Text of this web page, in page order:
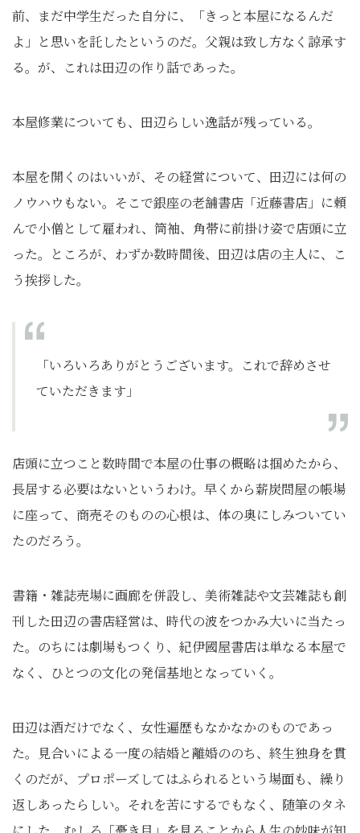
前、まだ中学生だった自分に、「きっと本屋になるんだ
よ」と思いを託したというのだ。父親は致し方なく諒承す
る。が、これは田辺の作り話であった。
本屋修業についても、田辺らしい逸話が残っている。
本屋を開くのはいいが、その経営について、田辺には何の
ノウハウもない。そこで銀座の老舗書店「近藤書店」に頼
んで小僧として雇われ、筒袖、角帯に前掛け姿で店頭に立
った。ところが、わずか数時間後、田辺は店の主人に、こ
う挨拶した。
「いろいろありがとうございます。これで辞めさせ
ていただきます」
店頭に立つこと数時間で本屋の仕事の概略は掴めたから、
長居する必要はないというわけ。早くから薪炭問屋の帳場
に座って、商売そのものの心根は、体の奥にしみついてい
たのだろう。
書籍・雑誌売場に画廊を併設し、美術雑誌や文芸雑誌も創
刊した田辺の書店経営は、時代の波をつかみ大いに当たっ
た。のちには劇場もつくり、紀伊國屋書店は単なる本屋で
なく、ひとつの文化の発信基地となっていく。
田辺は酒だけでなく、女性遍歴もなかなかのものであっ
た。見合いによる一度の結婚と離婚ののち、終生独身を貫
くのだが、プロポーズしてはふられるという場面も、繰り
返しあったらしい。それを苦にするでもなく、随筆のタネ